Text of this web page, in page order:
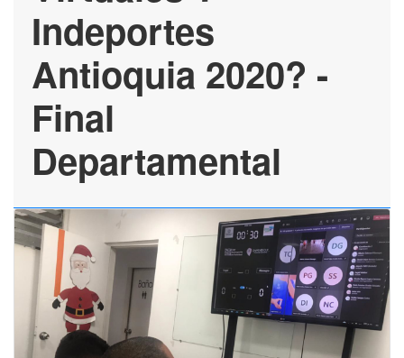
Indeportes
Antioquia 2020? -
Final
Departamental